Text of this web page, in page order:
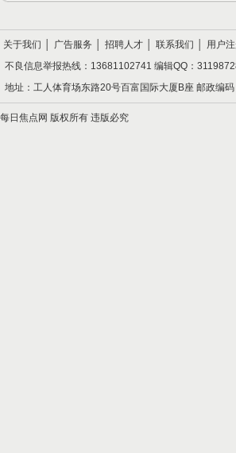
关于我们 广告服务 招聘人才 联系我们 用户
不良信息举报热线：13681102741 编辑QQ：
地址：工人体育场东路20号百富国际大厦B座 邮政编
每日焦点网 版权所有 违版必究